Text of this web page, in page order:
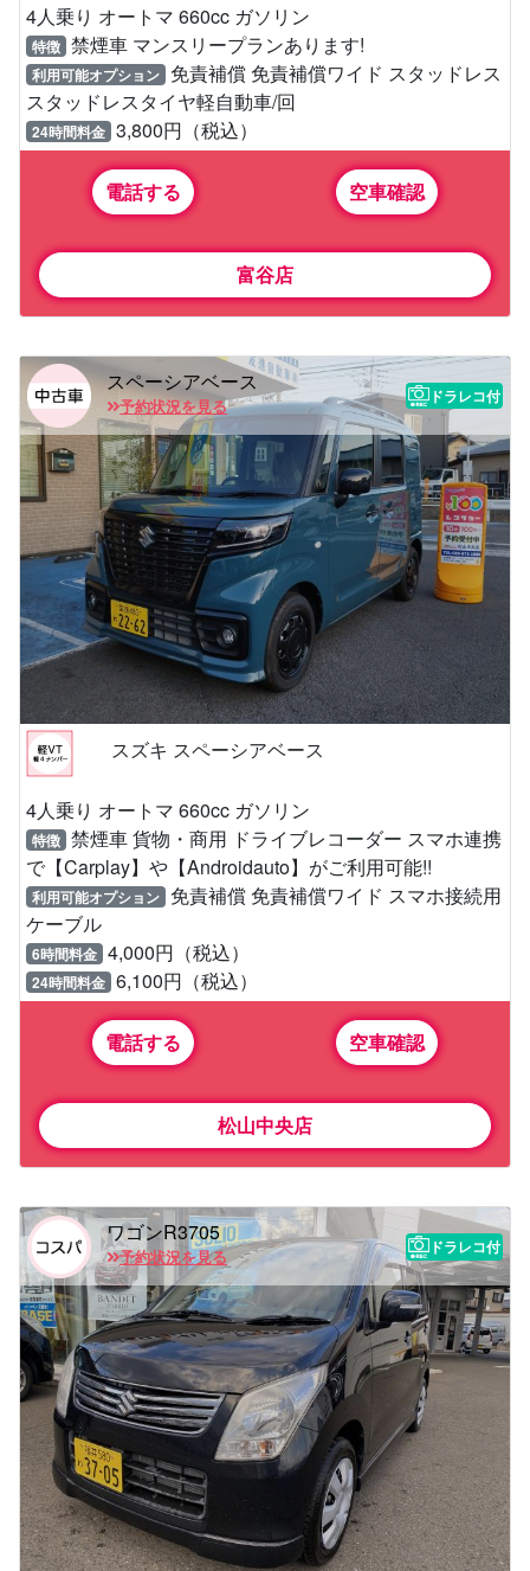
4人乗り オートマ 660cc ガソリン
特徴 禁煙車 マンスリープランあります!
利用可能オプション 免責補償 免責補償ワイド スタッドレス
スタッドレスタイヤ軽自動車/回
24時間料金 3,800円（税込）
電話する 空車確認
富谷店
スペーシアベース
予約状況を見る
ドラレコ付
スズキ スペーシアベース
4人乗り オートマ 660cc ガソリン
特徴 禁煙車 貨物・商用 ドライブレコーダー スマホ連携
で【Carplay】や【Androidauto】がご利用可能!!
利用可能オプション 免責補償 免責補償ワイド スマホ接続用
ケーブル
6時間料金 4,000円（税込）
24時間料金 6,100円（税込）
電話する 空車確認
松山中央店
ワゴンR3705
予約状況を見る
ドラレコ付